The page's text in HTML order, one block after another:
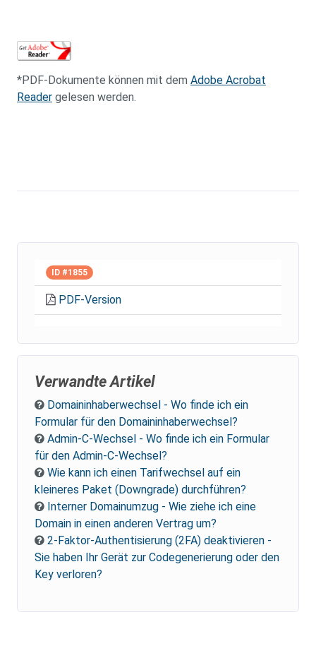
*PDF-Dokumente können mit dem Adobe Acrobat
Reader gelesen werden.
ID #1855
PDF-Version
Verwandte Artikel
Domaininhaberwechsel - Wo finde ich ein
Formular für den Domaininhaberwechsel?
Admin-C-Wechsel - Wo finde ich ein Formular
für den Admin-C-Wechsel?
Wie kann ich einen Tarifwechsel auf ein
kleineres Paket (Downgrade) durchführen?
Interner Domainumzug - Wie ziehe ich eine
Domain in einen anderen Vertrag um?
2-Faktor-Authentisierung (2FA) deaktivieren -
Sie haben Ihr Gerät zur Codegenerierung oder den
Key verloren?